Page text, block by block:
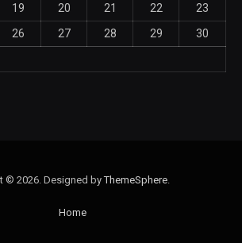
19 20 21 22
23
26 27 28 29
30
© 2026. Designed byThemeSphere
Home